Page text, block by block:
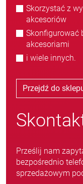
Skorzystać z
akcesoriów
Skonfigurować
akcesoriami
i wiele innych.
Przejdź do
Prześlij nam
bezpośrednio
sprzedażowym